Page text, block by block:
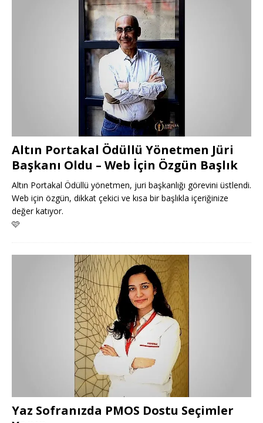
Altın Portakal Ödüllü Yönetmen Jüri
Başkanı Oldu – Web İçin Özgün Başlık
Altın Portakal Ödüllü yönetmen, juri başkanlığı görevini üstlendi.
Web için özgün, dikkat çekici ve kısa bir başlıkla içeriğinize
değer katıyor.
🩷
Yaz Sofranızda PMOS Dostu Seçimler